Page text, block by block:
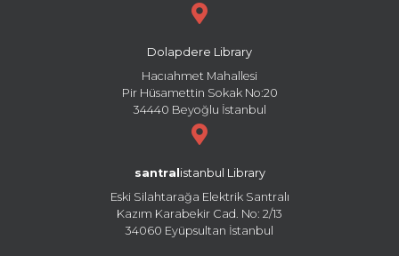
Dolapdere Library
Hacıahmet Mahallesi
Pir Hüsamettin Sokak No:20
34440 Beyoğlu İstanbul
santral istanbul Library
Eski Silahtarağa Elektrik Santralı
Kazım Karabekir Cad. No: 2/13
34060 Eyüpsultan İstanbul